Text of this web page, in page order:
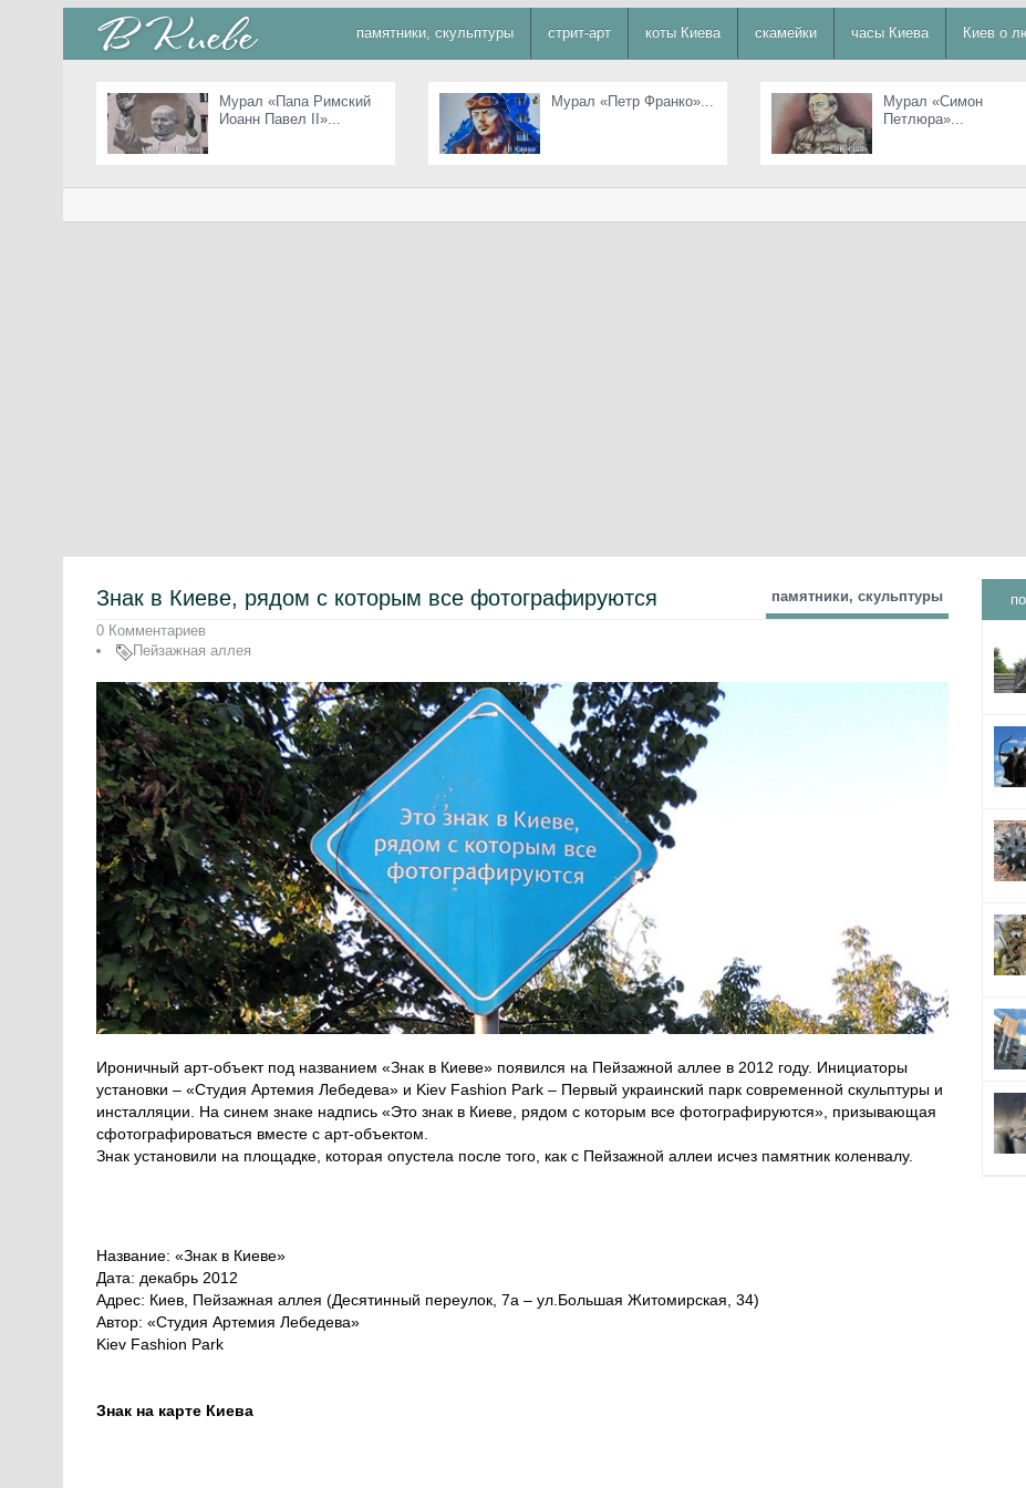
памятники, скульптуры стрит-арт коты Киева скамейки часы Киева Киев о
Мурал «Папа Римский
Иоанн Павел II»...
Мурал «Петр Франко»...
Мурал «Симон
Петлюра»...
Знак в Киеве, рядом с которым все фотографируются памятники, скульптуры
0 Комментариев
Пейзажная аллея
Ироничный арт-объект под названием «Знак в Киеве» появился на Пейзажной аллее в 2012 году. Инициаторы
установки – «Студия Артемия Лебедева» и Kiev Fashion Park – Первый украинский парк современной скульптуры и
инсталляции. На синем знаке надпись «Это знак в Киеве, рядом с которым все фотографируются», призывающая
сфотографироваться вместе с арт-объектом.
Знак установили на площадке, которая опустела после того, как с Пейзажной аллеи исчез памятник коленвалу.
Название: «Знак в Киеве»
Дата: декабрь 2012
Адрес: Киев, Пейзажная аллея (Десятинный переулок, 7а – ул.Большая Житомирская, 34)
Автор: «Студия Артемия Лебедева»
Kiev Fashion Park
Знак на карте Киева